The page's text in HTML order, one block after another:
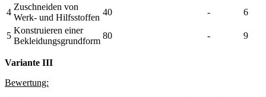
4
Zuschneiden von
Werk- und Hilfsstoffen
40 - 6
5
Konstruieren einer
Bekleidungsgrundform
80 - 9
Variante III
Bewertung: